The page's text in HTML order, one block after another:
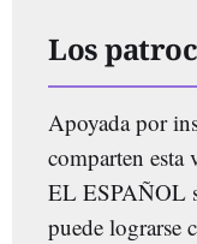
Los
Apoyada por
comparten esta
EL ESPAÑOL
puede lograrse